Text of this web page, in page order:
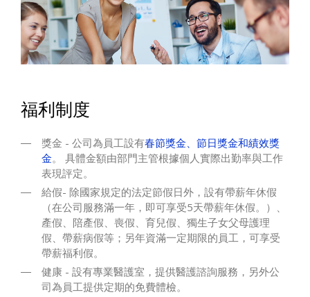
福利制度
獎金 - 公司為員工設有春節獎金、節日獎金和績效獎
金。 具體金額由部門主管根據個人實際出勤率與工作
表現評定。
給假- 除國家規定的法定節假日外，設有帶薪年休假
（在公司服務滿一年，即可享受5天帶薪年休假。）、
產假、陪產假、喪假、育兒假、獨生子女父母護理
假、帶薪病假等；另年資滿一定期限的員工，可享受
帶薪福利假。
健康 - 設有專業醫護室，提供醫護諮詢服務，另外公
司為員工提供定期的免費體檢。